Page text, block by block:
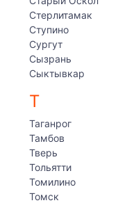
Стерлитамак
Ступино
Сургут
Сызрань
Сыктывкар
Т
Таганрог
Тамбов
Тверь
Тольятти
Томилино
Томск